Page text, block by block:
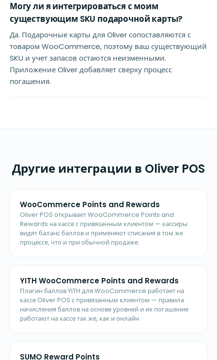
Могу ли я интегрироваться с моим
существующим SKU подарочной карты?
Да. Подарочные карты для Oliver сопоставляются с
товаром WooCommerce, поэтому ваш существующий
SKU и учет запасов остаются неизменными.
Приложение Oliver добавляет сверху процесс
погашения.
Другие интеграции в Oliver POS
WooCommerce Points and Rewards
Oliver POS открывает WooCommerce Points and
Rewards на кассе с привязанным клиентом — кассиры
видят баланс баллов и применяют списания в том же
процессе, что и при обычной продаже.
YITH WooCommerce Points and Rewards
Плагин баллов YITH для WooCommerce работает на
кассе Oliver POS с привязанным клиентом — правила
начисления баллов на основе уровней и их погашение
работают на кассе так же, как и онлайн.
SUMO Reward Points